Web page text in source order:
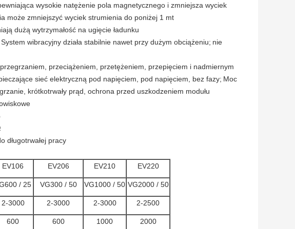
wysokie natężenie pola magnetycznego i zmniejsza wyciek
może zmniejszyć wyciek strumienia do poniżej 1 mt
dużą wytrzymałość na ugięcie ładunku
System wibracyjny działa stabilnie nawet przy dużym obciążeniu; nie
przeciążeniem, przetężeniem, przepięciem i nadmiernym
sieć elektryczną pod napięciem, pod napięciem, bez fazy; Moc
krótkotrwały prąd, ochrona przed uszkodzeniem modułu
długotrwałej pracy
EV106 EV206 EV210 EV220
/ 25 VG300 / 50 VG1000 / 50 VG2000 / 50
2-3000 2-3000 2-3000 2-2500
600 600 1000 2000